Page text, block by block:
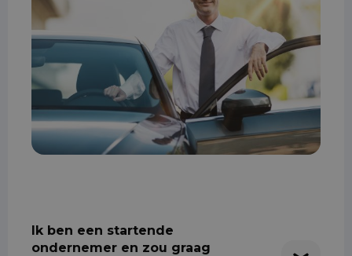
Ik ben een startende
ondernemer en zou graag